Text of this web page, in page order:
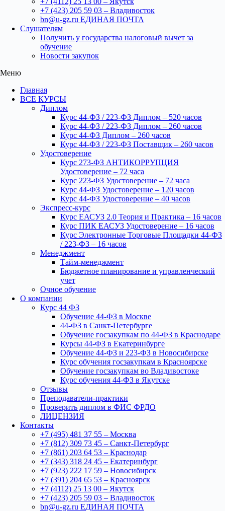
+7 (423) 205 59 03 – Владивосток
bn@u-gz.ru ЕДИНАЯ ПОЧТА
Слушателям
Получить у государства налоговый вычет за
обучение
Новости закупок
Меню
Главная
ВСЕ КУРСЫ
Диплом
Курс 44-ФЗ / 223-ФЗ Диплом – 520 часов
Курс 44-ФЗ / 223-ФЗ Диплом – 260 часов
Курс 44-ФЗ Диплом – 260 часов
Курс 44-ФЗ / 223-ФЗ Поставщик – 260 часов
Удостоверение
Курс 273-ФЗ АНТИКОРРУПЦИЯ
Удостоверение – 72 часа
Курс 223-ФЗ Удостоверение – 72 часа
Курс 44-ФЗ Удостоверение – 120 часов
Курс 44-ФЗ Удостоверение – 40 часов
Экспресс-курс
Курс ЕАСУЗ 2.0 Теория и Практика – 16 часов
Курс ПИК ЕАСУЗ Удостоверение – 16 часов
Курс Электронные Торговые Площадки 44-ФЗ
/ 223-ФЗ – 16 часов
Менеджмент
Тайм-менеджмент
Бюджетное планирование и управленческий
учет
Очное обучение
О компании
Курс 44 ФЗ
Обучение 44-ФЗ в Москве
44-ФЗ в Санкт-Петербурге
Обучение госзакупкам по 44-ФЗ в Краснодаре
Курсы 44-ФЗ в Екатеринбурге
Обучение 44-ФЗ и 223-ФЗ в Новосибирске
Курс обучения госзакупкам в Красноярске
Обучение госзакупкам во Владивостоке
Курс обучения 44-ФЗ в Якутске
Отзывы
Преподаватели-практики
Проверить диплом в ФИС ФРДО
ЛИЦЕНЗИЯ
Контакты
+7 (495) 481 37 55 – Москва
+7 (812) 309 73 45 – Санкт-Петербург
+7 (861) 203 64 53 – Краснодар
+7 (343) 318 24 45 – Екатеринбург
+7 (923) 222 17 59 – Новосибирск
+7 (391) 204 65 53 – Красноярск
+7 (4112) 25 13 00 – Якутск
+7 (423) 205 59 03 – Владивосток
bn@u-gz.ru ЕДИНАЯ ПОЧТА